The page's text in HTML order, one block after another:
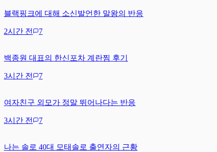
블랙핑크에 대해 소신발언한 말왕의 반응
2시간 전 7
백종원 대표의 한신포차 계란찜 후기
3시간 전 7
여자친구 외모가 정말 뛰어나다는 반응
3시간 전 7
나는 솔로 40대 모태솔로 출연자의 근황